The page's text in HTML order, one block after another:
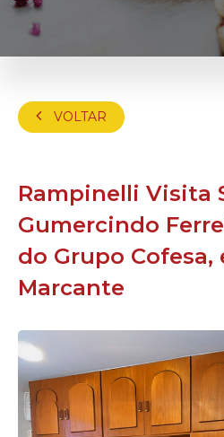
VOLTAR
Rampinelli Visita
Gumercindo
do Grupo
Marcante